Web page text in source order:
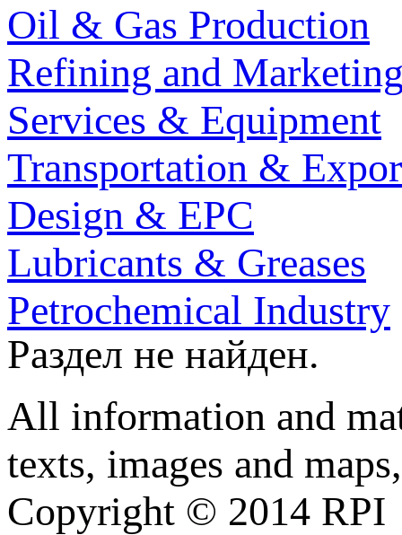
Oil & Gas Production
Refining and
Services & Equipment
Transportation &
Design & EPC
Lubricants & Greases
Petrochemical Industry
Раздел не найден.
All information and
texts, images and
Copyright © 2014 RPI